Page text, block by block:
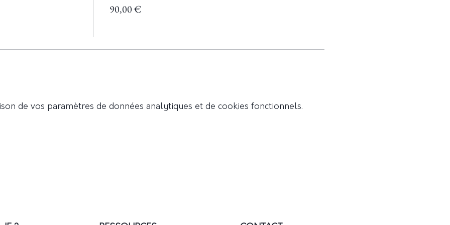
de nos fardeaux
à soi
90,00 €
de vos paramètres de données analytiques et de cookies fonctionnels.